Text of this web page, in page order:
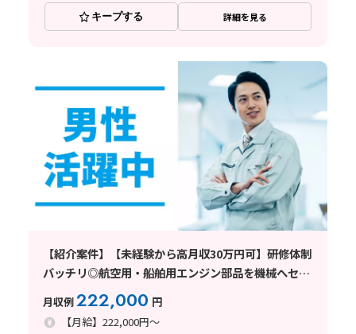
キープする 詳細を見る
【紹介案件】【未経験から高月収30万円可】研修体制
バッチリ◎航空用・船舶用エンジン部品を機械へセッ
月収例222,000 円
【月給】222,000円～